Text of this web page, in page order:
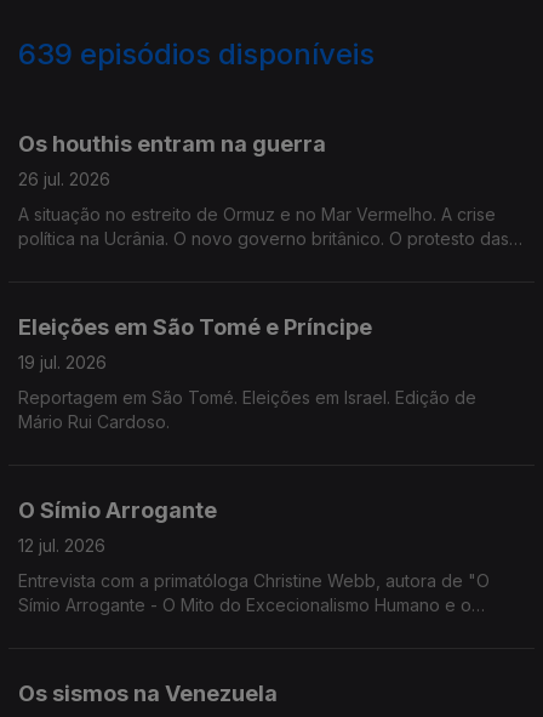
639 episódios disponíveis
Os houthis entram na guerra
26 jul. 2026
A situação no estreito de Ormuz e no Mar Vermelho. A crise
política na Ucrânia. O novo governo britânico. O protesto das
Eleições em São Tomé e Príncipe
19 jul. 2026
Reportagem em São Tomé. Eleições em Israel. Edição de
Mário Rui Cardoso.
O Símio Arrogante
12 jul. 2026
Entrevista com a primatóloga Christine Webb, autora de "O
Símio Arrogante - O Mito do Excecionalismo Humano e o
Os sismos na Venezuela